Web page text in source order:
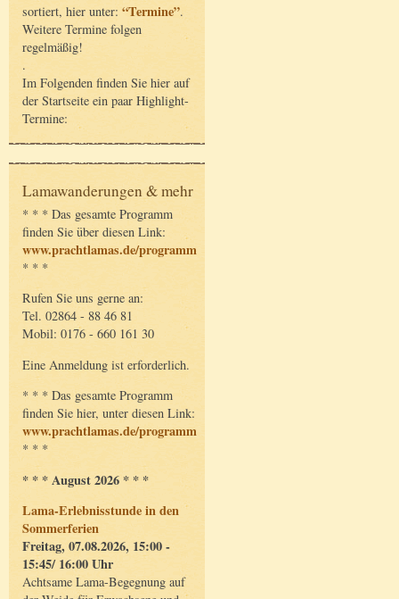
sortiert, hier unter: “Termine”.
Weitere Termine folgen
regelmäßig!
.
Im Folgenden finden Sie hier auf
der Startseite ein paar Highlight-
Termine:
Lamawanderungen & mehr
* * * Das gesamte Programm
finden Sie über diesen Link:
www.prachtlamas.de/programm
* * *
Rufen Sie uns gerne an:
Tel. 02864 - 88 46 81
Mobil: 0176 - 660 161 30
Eine Anmeldung ist erforderlich.
* * * Das gesamte Programm
finden Sie hier, unter diesen Link:
www.prachtlamas.de/programm
* * *
* * * August 2026 * * *
Lama-Erlebnisstunde in den
Sommerferien
Freitag, 07.08.2026, 15:00 -
15:45/ 16:00 Uhr
Achtsame Lama-Begegnung auf